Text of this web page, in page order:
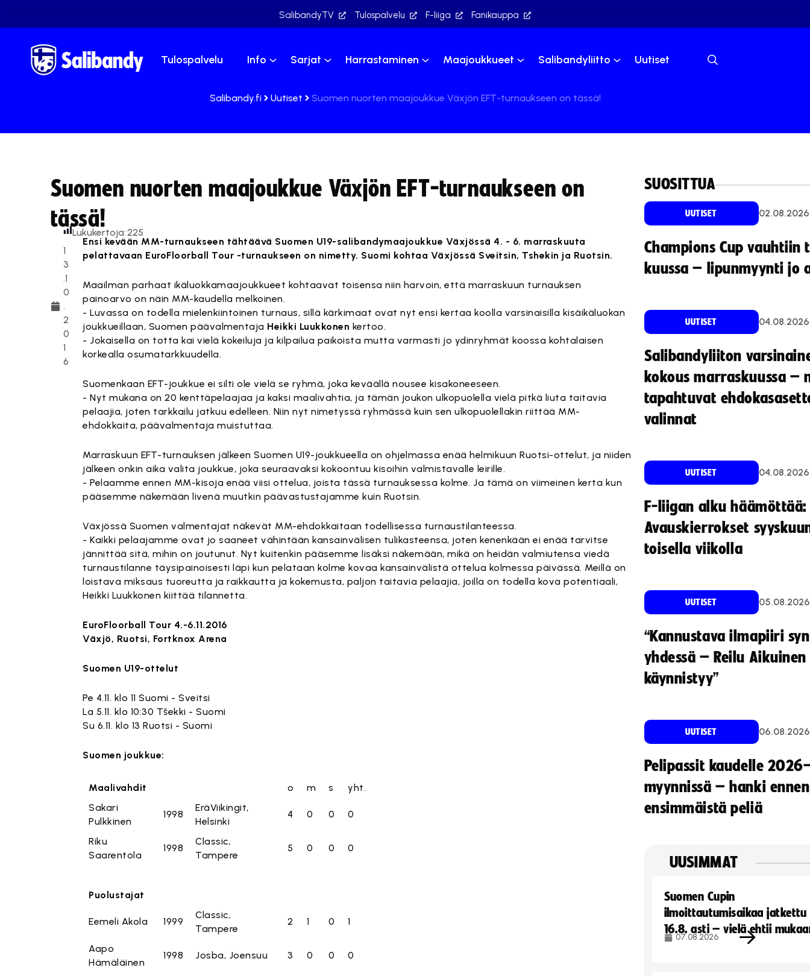
SalibandyTV Tulospalvelu F-liiga Fanikauppa
Tulospalvelu Info Sarjat Harrastaminen Maajoukkueet Salibandyliitto Uutiset
Salibandy.fi Uutiset Suomen nuorten maajoukkue Växjön EFT-turnaukseen on tässä!
Suomen nuorten maajoukkue Växjön EFT-turnaukseen on
tässä!
1
3
.1
0
.
2
0
1
6
Lukukertoja:225
Ensi kevään MM-turnaukseen tähtäävä Suomen U19-salibandymaajoukkue Växjössä 4. - 6. marraskuuta
pelattavaan EuroFloorball Tour -turnaukseen on nimetty. Suomi kohtaa Växjössä Sveitsin, Tshekin ja Ruotsin.
Maailman parhaat ikäluokkamaajoukkueet kohtaavat toisensa niin harvoin, että marraskuun turnauksen
painoarvo on näin MM-kaudella melkoinen.
- Luvassa on todella mielenkiintoinen turnaus, sillä kärkimaat ovat nyt ensi kertaa koolla varsinaisilla kisäikäluokan
joukkueillaan, Suomen päävalmentaja Heikki Luukkonen kertoo.
- Jokaisella on totta kai vielä kokeiluja ja kilpailua paikoista mutta varmasti jo ydinryhmät koossa kohtalaisen
korkealla osumatarkkuudella.
Suomenkaan EFT-joukkue ei silti ole vielä se ryhmä, joka keväällä nousee kisakoneeseen.
- Nyt mukana on 20 kenttäpelaajaa ja kaksi maalivahtia, ja tämän joukon ulkopuolella vielä pitkä liuta taitavia
pelaajia, joten tarkkailu jatkuu edelleen. Niin nyt nimetyssä ryhmässä kuin sen ulkopuolellakin riittää MM-
ehdokkaita, päävalmentaja muistuttaa.
Marraskuun EFT-turnauksen jälkeen Suomen U19-joukkueella on ohjelmassa enää helmikuun Ruotsi-ottelut, ja niiden
jälkeen onkin aika valita joukkue, joka seuraavaksi kokoontuu kisoihin valmistavalle leirille.
- Pelaamme ennen MM-kisoja enää viisi ottelua, joista tässä turnauksessa kolme. Ja tämä on viimeinen kerta kun
pääsemme näkemään livenä muutkin päävastustajamme kuin Ruotsin.
Växjössä Suomen valmentajat näkevät MM-ehdokkaitaan todellisessa turnaustilanteessa.
- Kaikki pelaajamme ovat jo saaneet vähintään kansainvälisen tulikasteensa, joten kenenkään ei enää tarvitse
jännittää sitä, mihin on joutunut. Nyt kuitenkin pääsemme lisäksi näkemään, mikä on heidän valmiutensa viedä
turnaustilanne täysipainoisesti läpi kun pelataan kolme kovaa kansainvälistä ottelua kolmessa päivässä. Meillä on
loistava miksaus tuoreutta ja raikkautta ja kokemusta, paljon taitavia pelaajia, joilla on todella kova potentiaali,
Heikki Luukkonen kiittää tilannetta.
EuroFloorball Tour 4.-6.11.2016
Växjö, Ruotsi, Fortknox Arena
Suomen U19-ottelut
Pe 4.11. klo 11 Suomi - Sveitsi
La 5.11. klo 10:30 Tšekki - Suomi
Su 6.11. klo 13 Ruotsi - Suomi
Suomen joukkue:
Maalivahdit o m s
yht.
Sakari
Pulkkinen
1998
EräViikingit,
Helsinki
4 0 0 0
Riku
Saarentola
1998
Classic,
Tampere
5 0 0 0
Puolustajat
Eemeli Akola 1999
Classic,
Tampere
2 1 0 1
Aapo
Hämäläinen
1998 Josba, Joensuu 3 0 0 0
SUOSITTUA
UUTISET 02.08.2026
Champions Cup vauhtiin
kuussa – lipunmyynti jo
UUTISET 04.08.2026
Salibandyliiton
kokous marraskuussa –
tapahtuvat
valinnat
UUTISET 04.08.2026
F-liigan alku häämöttää:
Avauskierrokset
toisella viikolla
UUTISET 05.08.2026
“Kannustava ilmapiiri
yhdessä – Reilu
käynnistyy”
UUTISET 06.08.2026
Pelipassit kaudelle
myynnissä – hanki ennen
ensimmäistä peliä
UUSIMMAT
Suomen Cupin
ilmoittautumisaikaa jatkettu
16.8. asti – vielä ehtii
07.08.2026